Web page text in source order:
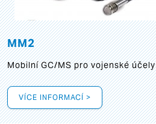
MM2
Mobilní GC/MS pro vojenské účely
VÍCE INFORMACÍ >